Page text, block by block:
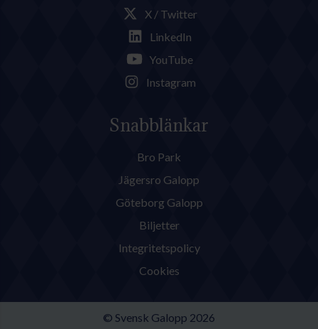
X / Twitter
LinkedIn
YouTube
Instagram
Snabblänkar
Bro Park
Jägersro Galopp
Göteborg Galopp
Biljetter
Integritetspolicy
Cookies
© Svensk Galopp 2026